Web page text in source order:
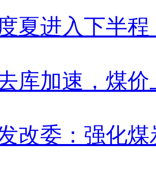
夏进入下半
库加速，煤
改委：强化